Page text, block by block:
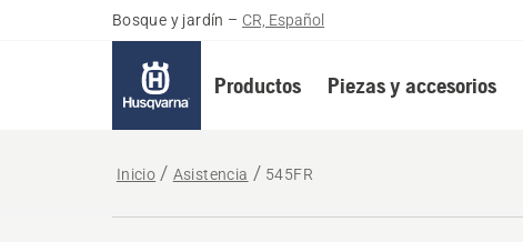
Bosque y jardín – CR, Español
Productos Piezas y accesorios
Inicio Asistencia 545FR